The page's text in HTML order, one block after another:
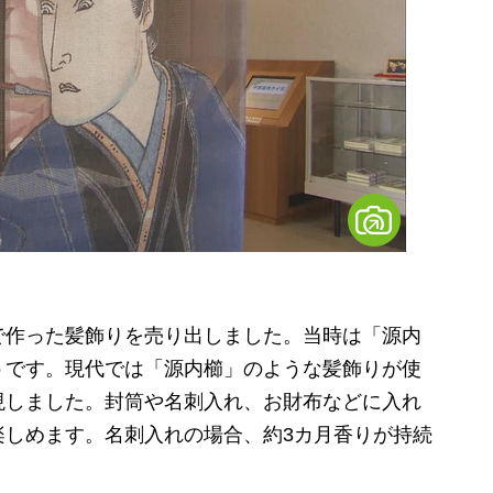
った髪飾りを売り出しました。当時は「源内
す。現代では 「源内櫛」のような髪飾りが使
ました。封筒や名刺入れ、お財布などに入れ
めます。名刺入れの場合、約3カ月香りが持続